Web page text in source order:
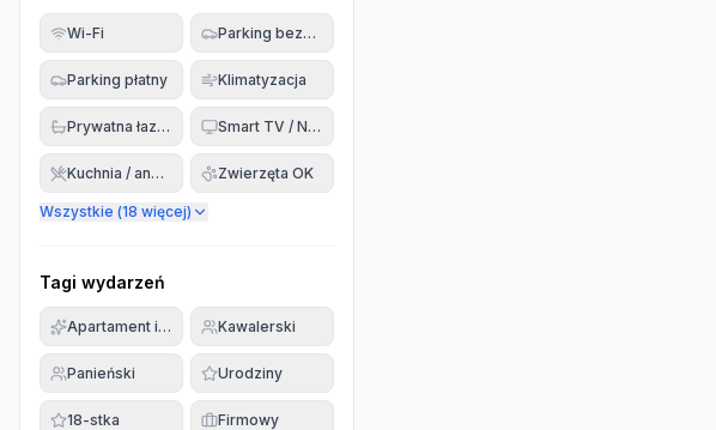
Wi-Fi Parking bezpłatny
Parking płatny Klimatyzacja
Prywatna łazienka Smart TV / Netflix
Kuchnia / aneks Zwierzęta OK
Wszystkie (18 więcej)
Tagi wydarzeń
Apartament imprezowyKawalerski
Panieński Urodziny
18-stka Firmowy